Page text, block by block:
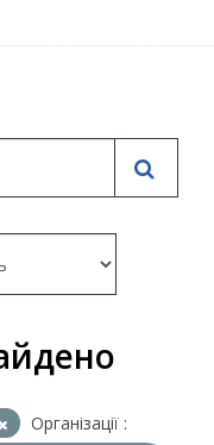
Організації :